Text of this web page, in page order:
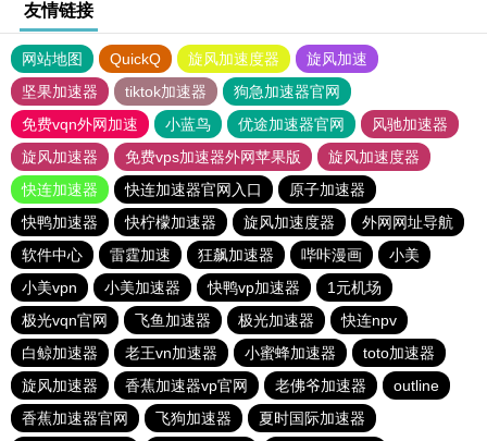
友情链接
网站地图 QuickQ 旋风加速度器
旋风加速
坚果加速器
tiktok加速器
狗急加速器官网
免费vqn外网加速
小蓝鸟 优途加速器官网
风驰加速器
旋风加速器
免费vps加速器外网苹果版
旋风加速度器
快连加速器
快连加速器官网入口
原子加速器
快鸭加速器
快柠檬加速器 旋风加速度器
外网网址导航
软件中心
雷霆加速 狂飙加速器 哔咔漫画
小美
小美vpn
小美加速器 快鸭vp加速器
1元机场
极光vqn官网
飞鱼加速器 极光加速器
快连npv
白鲸加速器
老王vn加速器 小蜜蜂加速器
toto加速器
旋风加速器
香蕉加速器vp官网 老佛爷加速器
outline
香蕉加速器官网
飞狗加速器
夏时国际加速器